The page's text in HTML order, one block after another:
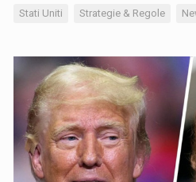
Stati Uniti Strategie & Regole